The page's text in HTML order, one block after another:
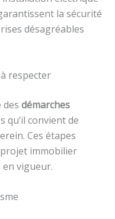
la sécurité
désagréables
respecter
des démarches
qu’il convient de
Ces étapes
immobilier
vigueur.